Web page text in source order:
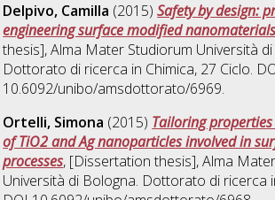
Delpivo, Camilla (2015)Safety by design:
engineering surface modified nanomaterials
thesis], Alma Mater Studiorum Università
Dottorato di ricerca in Chimica, 27 Ciclo.
10.6092/unibo/amsdottorato/6969.
Ortelli, Simona (2015) Tailoring
of TiO2 and Ag nanoparticles involved in
processes, [Dissertation thesis], Alma
Università di Bologna. Dottorato di ricerca